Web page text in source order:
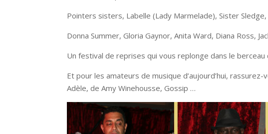
Pointers sisters, Labelle (Lady Marmelade), Sister
Donna Summer, Gloria Gaynor, Anita Ward, Diana Ross,
Un festival de reprises qui vous replonge dans le berceau
Et pour les amateurs de musique d’aujourd’hui,
Adèle, de Amy Winehousse, Gossip …